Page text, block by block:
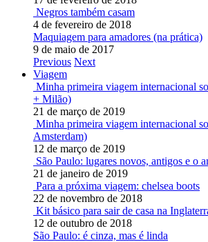
Negros também casam
4 de fevereiro de 2018
Maquiagem para amadores (na prática)
9 de maio de 2017
Previous Next
Viagem
Minha primeira viagem internacional
+ Milão)
21 de março de 2019
Minha primeira viagem internacional
Amsterdam)
12 de março de 2019
São Paulo: lugares novos, antigos e o
21 de janeiro de 2019
Para a próxima viagem: chelsea boots
22 de novembro de 2018
Kit básico para sair de casa na
12 de outubro de 2018
São Paulo: é cinza, mas é linda